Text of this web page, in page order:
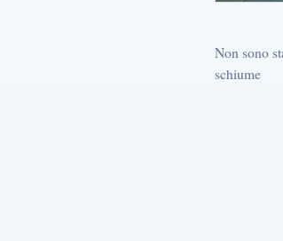
Non sono
schiume